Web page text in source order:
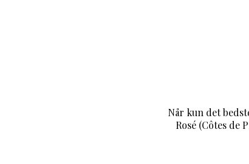
Når kun det
Rosé (Côtes